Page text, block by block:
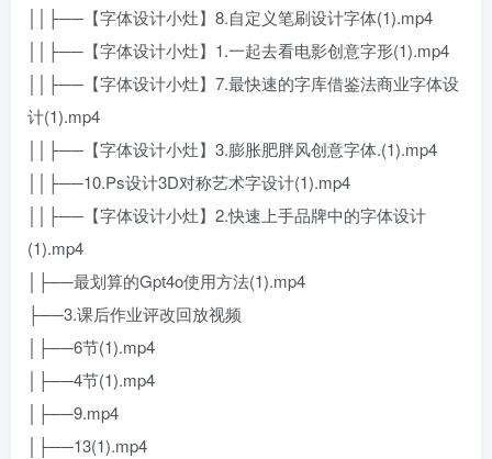
││├──【字体设计小灶】8.自定义笔刷设计字体(1).mp4
││├──【字体设计小灶】1.一起去看电影创意字形(1).mp4
││├──【字体设计小灶】7.最快速的字库借鉴法商业字体设
计(1).mp4
││├──【字体设计小灶】3.膨胀肥胖风创意字体.(1).mp4
││├──10.Ps设计3D对称艺术字设计(1).mp4
││├──【字体设计小灶】2.快速上手品牌中的字体设计
(1).mp4
│├──最划算的Gpt4o使用方法(1).mp4
├──3.课后作业评改回放视频
│├──6节(1).mp4
│├──4节(1).mp4
│├──9.mp4
│├──13(1).mp4